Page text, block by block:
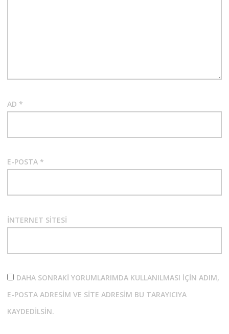
AD *
E-POSTA *
İNTERNET SITESI
DAHA SONRAKI YORUMLARIMDA KULLANILMASI IÇIN ADIM,
E-POSTA ADRESIM VE SITE ADRESIM BU TARAYICIYA
KAYDEDILSIN.